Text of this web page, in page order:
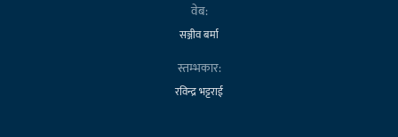
वेब:
सञ्जीव बर्मा
स्तम्भकार:
रविन्द्र भट्टराई